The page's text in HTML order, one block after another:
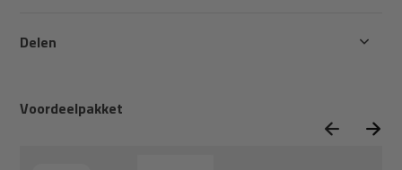
Voordeelpakket
Delen